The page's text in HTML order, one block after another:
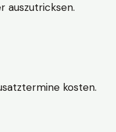
auszutricksen.
kosten.